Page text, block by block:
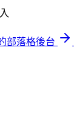
部落格後台